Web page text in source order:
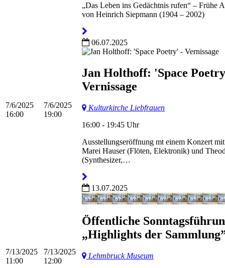
„Das Leben ins Gedächtnis rufen“ – Frühe
von Heinrich Siepmann (1904 – 2002)
7/6/2025
16:00
7/6/2025
19:00
06.07.2025
Jan Holthoff: 'Space
Vernissage
Kulturkirche Liebfrauen
16:00 - 19:45 Uhr
Ausstellungseröffnung mt einem Konzert
Marei Hauser (Flöten, Elektronik) und
(Synthesizer,…
7/13/2025
11:00
7/13/2025
12:00
13.07.2025
Öffentliche
„Highlights der
Lehmbruck Museum